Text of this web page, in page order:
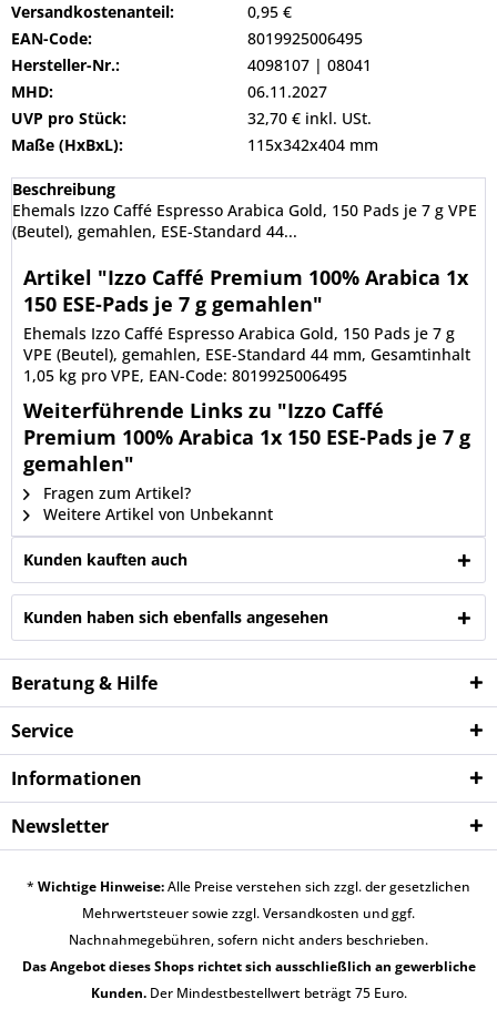
Versandkostenanteil:
0,95 €
EAN-Code:
8019925006495
Hersteller-Nr.:
4098107 | 08041
MHD:
06.11.2027
UVP pro Stück:
32,70 € inkl. USt.
Maße (HxBxL):
115x342x404 mm
Beschreibung
Ehemals Izzo Caffé Espresso Arabica Gold, 150 Pads je 7 g VPE
(Beutel), gemahlen, ESE-Standard 44...
Artikel "Izzo Caffé Premium 100% Arabica 1x
150 ESE-Pads je 7 g gemahlen"
Ehemals Izzo Caffé Espresso Arabica Gold, 150 Pads je 7 g
VPE (Beutel), gemahlen, ESE-Standard 44 mm, Gesamtinhalt
1,05 kg pro VPE, EAN-Code: 8019925006495
Weiterführende Links zu "Izzo Caffé
Premium 100% Arabica 1x 150 ESE-Pads je 7 g
gemahlen"
Fragen zum Artikel?
Weitere Artikel von Unbekannt
Kunden kauften auch
Kunden haben sich ebenfalls angesehen
Beratung & Hilfe
Service
Informationen
Newsletter
* Wichtige Hinweise:Alle Preise verstehen sich zzgl. der gesetzlichen
Mehrwertsteuer sowie zzgl.Versandkosten und ggf.
Nachnahmegebühren, sofern nicht anders beschrieben.
Das Angebot dieses Shops richtet sich ausschließlich an gewerbliche
Kunden.Der Mindestbestellwert beträgt 75 Euro.